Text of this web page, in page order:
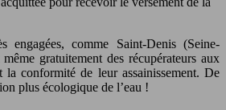
engagées, comme Saint-Denis (Seine-
gratuitement des récupérateurs aux
la conformité de leur assainissement. De
plus écologique de l’eau !